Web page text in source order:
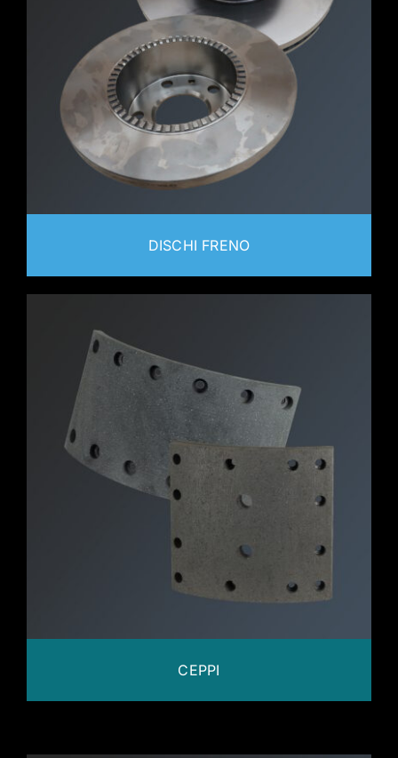
DISCHI FRENO
CEPPI